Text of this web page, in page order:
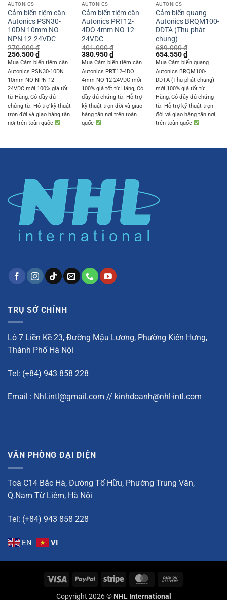
AUTONICS
Cảm biến tiệm cận
Autonics PSN30-
10DN 10mm NO-
NPN 12-24VDC
270.000₫
Original
price
was:
270.000 ₫.
256.500₫Current
price
is:
256.500 ₫.
Mua Cảm biến tiệm cận
Autonics PSN30-10DN
10mm NO-NPN 12-
24VDC mới 100% giá tốt
từ Hãng, Có đầy đủ
chứng từ. Hỗ trợ kỹ thuật
trọn đời và giao hàng tận
nơi trên toàn quốc
AUTONICS
Cảm biến tiệm cận
Autonics PRT12-
4DO 4mm NO 12-
24VDC
401.000₫
Original
price
was:
401.000 ₫.
380.950₫Current
price
is:
380.950 ₫.
Mua Cảm biến tiệm cận
Autonics PRT12-4DO
4mm NO 12-24VDC mới
100% giá tốt từ Hãng, Có
đầy đủ chứng từ. Hỗ trợ
kỹ thuật trọn đời và giao
hàng tận nơi trên toàn
quốc
AUTONICS
Cảm biến quang
Autonics BRQM100-
DDTA (Thu phát
chung)
689.000₫
Original
price
was:
689.000 ₫.
654.550₫Current
price
is:
654.550 ₫.
Mua Cảm biến quang
Autonics BRQM100-
DDTA (Thu phát chung)
mới 100% giá tốt từ
Hãng, Có đầy đủ chứng
từ. Hỗ trợ kỹ thuật trọn
đời và giao hàng tận nơi
trên toàn quốc
TRỤ SỞ CHÍNH
Lô 7 Liền Kề 23, Đường Mậu Lương, Phường Kiến Hưng,
Thành Phố Hà Nội
Tel: (+84) 943 858 228
Email : Nhl.intl@gmail.com // kinhdoanh@nhl-intl.com
VĂN PHÒNG ĐẠI DIỆN
Toà C14 Bắc Hà, Đường Tố Hữu, Phường Trung Văn,
Q.Nam Từ Liêm, Hà Nội
Tel: (+84) 943 858 228
EN VI
Visa PayPal Stripe MasterCard
Copyright 2026 © NHL International